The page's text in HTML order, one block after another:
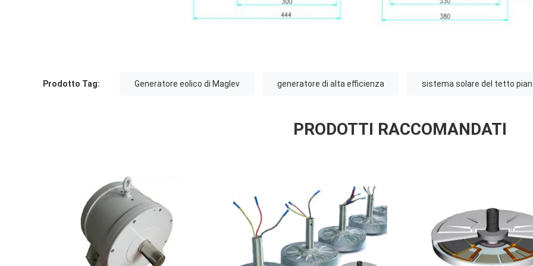
Prodotto Tag: Generatore eolico di Maglev generatore di alta efficienza sistema solare del tetto
PRODOTTI RACCOMANDATI